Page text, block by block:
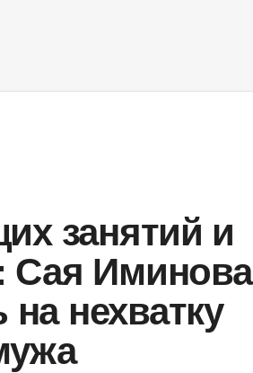
занятий и
Сая Иминова
нехватку